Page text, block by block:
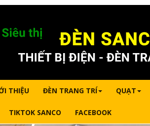
THIỆU ĐÈN TRANG TRÍ QUẠT
TIKTOK SANCO FACEBOOK